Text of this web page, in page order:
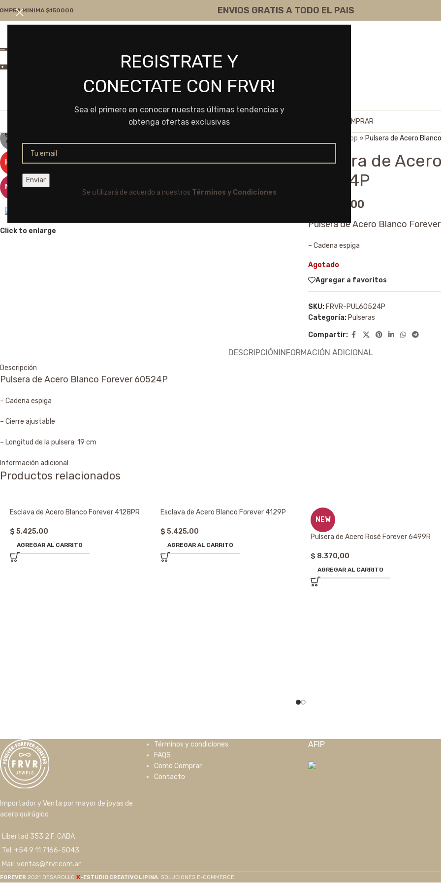
REGISTRATE Y
CONECTATE CON FRVR!
Sea el primero en conocer nuestras últimas tendencias y
obtenga ofertas exclusivas
Se utilizará de acuerdo a nuestros Términos y Condiciones
MINIMA $150000 ENVIOS GRATIS A TODO EL PAIS
ventas@frvr.com.ar
HOME COMO COMPRAR
SOLD
OUT
HOT
NEW
Click to enlarge
Shop » Pulsera de Acero
Pulsera de
60524P
9.300,00
Pulsera de Acero Blanco
– Cadena espiga
Agotado
Agregar a favoritos
SKU: FRVR-PUL60524P
Categoría: Pulseras
Compartir:
DESCRIPCIÓNINFORMACIÓN ADICIONAL
Descripción
Pulsera de Acero Blanco Forever 60524P
– Cadena espiga
– Cierre ajustable
– Longitud de la pulsera: 19 cm
Información adicional
Productos relacionados
Esclava de Acero Blanco Forever 4128PR
$ 5.425,00
AGREGAR AL CARRITO
Esclava de Acero Blanco Forever 4129P
$ 5.425,00
AGREGAR AL CARRITO
NEW
Pulsera de Acero Rosé Forever 6499R
$ 8.370,00
AGREGAR AL CARRITO
Importador y Venta por mayor de joyas de
acero quirúgico
Libertad 353 2 F, CABA
Tel: +54 9 11 7166-5043
Mail: ventas@frvr.com.ar
Términos y condiciones
FAQS
Como Comprar
Contacto
AFIP
F0REVER 2021 DESAROLLO X-ESTUDIO CREATIVO LIPINA . SOLUCIONES E-COMMERCE